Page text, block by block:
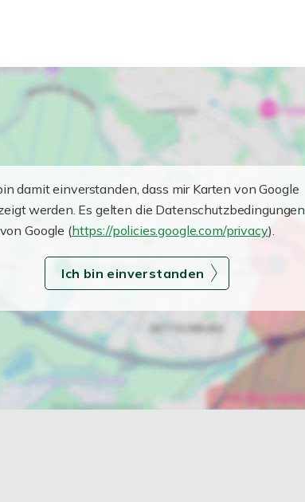
damit einverstanden, dass mir Karten von Google
werden. Es gelten die Datenschutzbedingungen
von Google (https://policies.google.com/privacy).
Ich bin einverstanden